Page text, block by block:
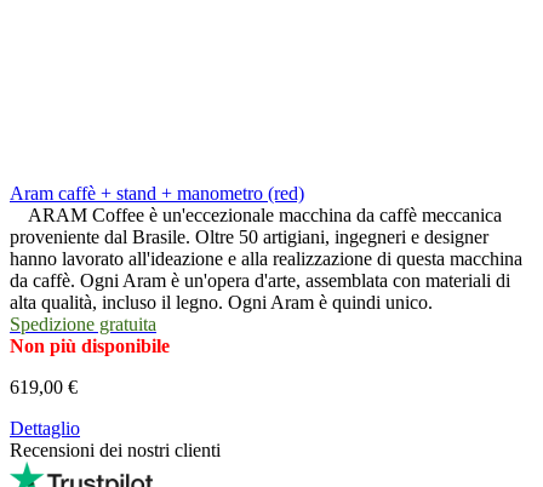
Aram caffè + stand + manometro (red)
ARAM Coffee è un'eccezionale macchina da caffè meccanica
proveniente dal Brasile. Oltre 50 artigiani, ingegneri e designer
hanno lavorato all'ideazione e alla realizzazione di questa macchina
da caffè. Ogni Aram è un'opera d'arte, assemblata con materiali di
alta qualità, incluso il legno. Ogni Aram è quindi unico.
Spedizione gratuita
Non più disponibile
619,00 €
Dettaglio
Recensioni dei nostri clienti